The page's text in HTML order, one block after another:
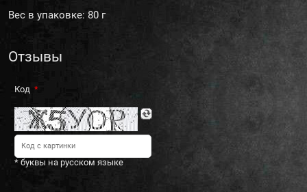
Вес в упаковке: 80 г
Отзывы
Код
* буквы на русском языке